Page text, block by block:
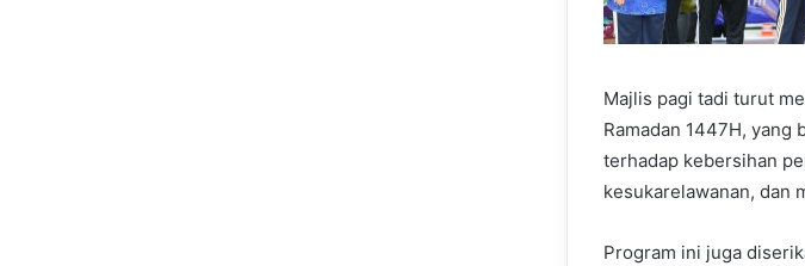
Majlis pagi tadi turut
Ramadan 1447H,
terhadap kebersihan
kesukarelawanan, dan
Program ini juga